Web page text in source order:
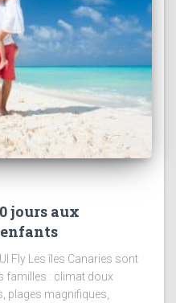
jours aux
Fly Les îles Canaries sont
familles : climat doux
plages magnifiques,